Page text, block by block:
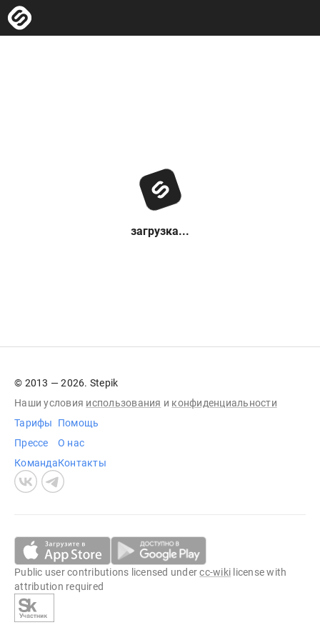
загрузка...
© 2013 — 2026. Stepik
Наши условия использования и конфиденциальности
Тарифы
Прессе
Команда
Помощь
О нас
Контакты
Public user contributions licensed undercc-wiki license with
attribution required